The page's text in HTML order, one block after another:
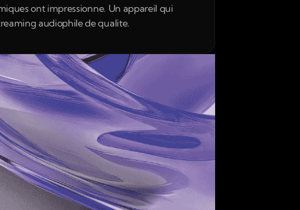
ont impressionne. Un appareil qui
audiophile de qualite.